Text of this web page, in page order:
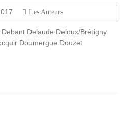
Les Auteurs
Delaude Deloux/Brétigny
Doumergue Douzet